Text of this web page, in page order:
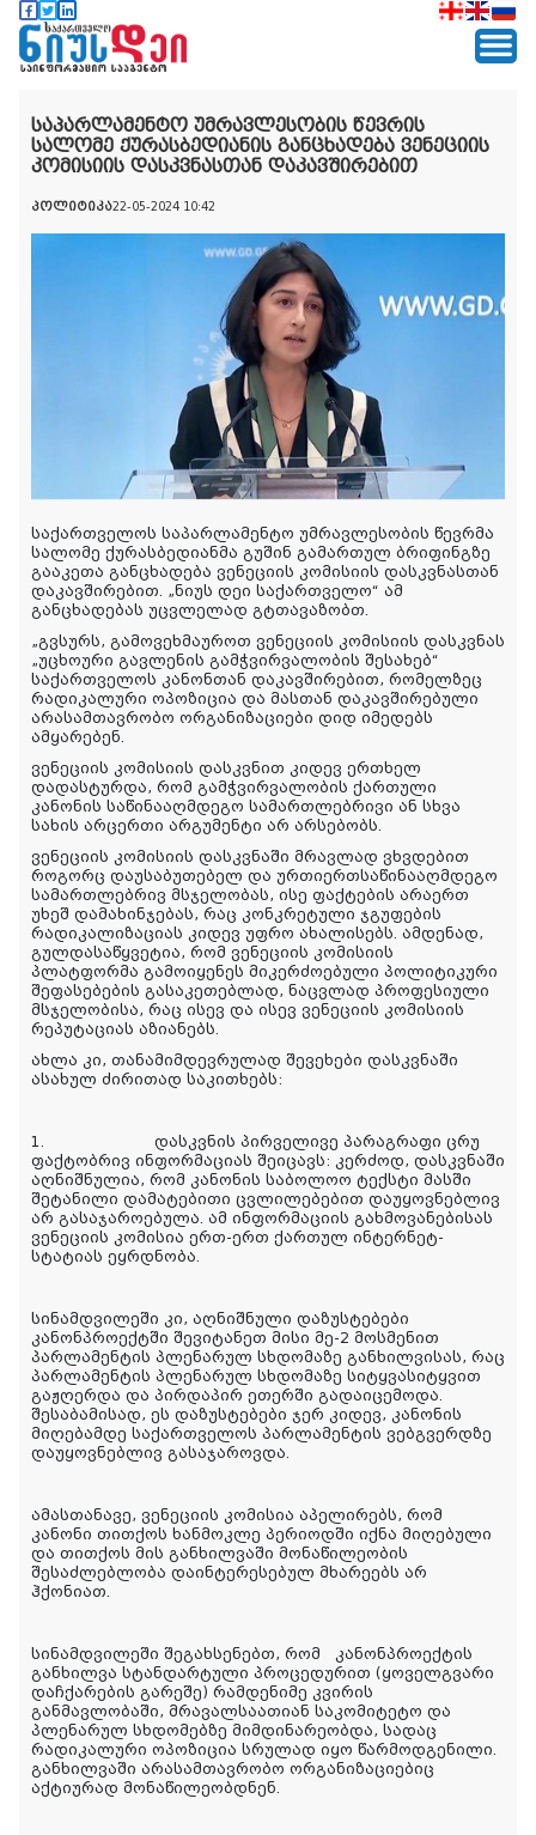
საპარლამენტო უმრავლესობის წევრის
სალომე ქურასბედიანის განცხადება ვენეციის
კომისიის დასკვნასთან დაკავშირებით
პოლიტიკა22-05-2024 10:42
საქართველოს საპარლამენტო უმრავლესობის წევრმა
სალომე ქურასბედიანმა გუშინ გამართულ ბრიფინგზე
გააკეთა განცხადება ვენეციის კომისიის დასკვნასთან
დაკავშირებით. „ნიუს დეი საქართველო“ ამ
განცხადებას უცვლელად გტთავაზობთ.
„გვსურს, გამოვეხმაუროთ ვენეციის კომისიის დასკვნას
„უცხოური გავლენის გამჭვირვალობის შესახებ“
საქართველოს კანონთან დაკავშირებით, რომელზეც
რადიკალური ოპოზიცია და მასთან დაკავშირებული
არასამთავრობო ორგანიზაციები დიდ იმედებს
ამყარებენ.
ვენეციის კომისიის დასკვნით კიდევ ერთხელ
დადასტურდა, რომ გამჭვირვალობის ქართული
კანონის საწინააღმდეგო სამართლებრივი ან სხვა
სახის არცერთი არგუმენტი არ არსებობს.
ვენეციის კომისიის დასკვნაში მრავლად ვხვდებით
როგორც დაუსაბუთებელ და ურთიერთსაწინააღმდეგო
სამართლებრივ მსჯელობას, ისე ფაქტების არაერთ
უხეშ დამახინჯებას, რაც კონკრეტული ჯგუფების
რადიკალიზაციას კიდევ უფრო ახალისებს. ამდენად,
გულდასაწყვეტია, რომ ვენეციის კომისიის
პლატფორმა გამოიყენეს მიკერძოებული პოლიტიკური
შეფასებების გასაკეთებლად, ნაცვლად პროფესიული
მსჯელობისა, რაც ისევ და ისევ ვენეციის კომისიის
რეპუტაციას აზიანებს.
ახლა კი, თანამიმდევრულად შევეხები დასკვნაში
ასახულ ძირითად საკითხებს:
1. დასკვნის პირველივე პარაგრაფი ცრუ
ფაქტობრივ ინფორმაციას შეიცავს: კერძოდ, დასკვნაში
აღნიშნულია, რომ კანონის საბოლოო ტექსტი მასში
შეტანილი დამატებითი ცვლილებებით დაუყოვნებლივ
არ გასაჯაროებულა. ამ ინფორმაციის გახმოვანებისას
ვენეციის კომისია ერთ-ერთ ქართულ ინტერნეტ-
სტატიას ეყრდნობა.
სინამდვილეში კი, აღნიშნული დაზუსტებები
კანონპროექტში შევიტანეთ მისი მე-2 მოსმენით
პარლამენტის პლენარულ სხდომაზე განხილვისას, რაც
პარლამენტის პლენარულ სხდომაზე სიტყვასიტყვით
გაჟღერდა და პირდაპირ ეთერში გადაიცემოდა.
შესაბამისად, ეს დაზუსტებები ჯერ კიდევ, კანონის
მიღებამდე საქართველოს პარლამენტის ვებგვერდზე
დაუყოვნებლივ გასაჯაროვდა.
ამასთანავე, ვენეციის კომისია აპელირებს, რომ
კანონი თითქოს ხანმოკლე პერიოდში იქნა მიღებული
და თითქოს მის განხილვაში მონაწილეობის
შესაძლებლობა დაინტერესებულ მხარეებს არ
ჰქონიათ.
სინამდვილეში შეგახსენებთ, რომ კანონპროექტის
განხილვა სტანდარტული პროცედურით (ყოველგვარი
დაჩქარების გარეშე) რამდენიმე კვირის
განმავლობაში, მრავალსაათიან საკომიტეტო და
პლენარულ სხდომებზე მიმდინარეობდა, სადაც
რადიკალური ოპოზიცია სრულად იყო წარმოდგენილი.
განხილვაში არასამთავრობო ორგანიზაციებიც
აქტიურად მონაწილეობდნენ.